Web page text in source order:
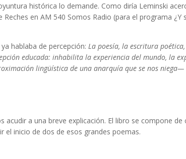
histórica lo demande. Como diría Leminski
en AM 540 Somos Radio (para el programa
ya hablaba de percepción: La poesía, la escritura
educada: inhabilita la experiencia del mundo, la
lingüística de una anarquía que se nos
a una breve explicación. El libro se compone
inicio de dos de esos grandes poemas.